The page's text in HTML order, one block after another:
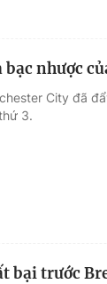
nhược
City đã
3.
bại trước